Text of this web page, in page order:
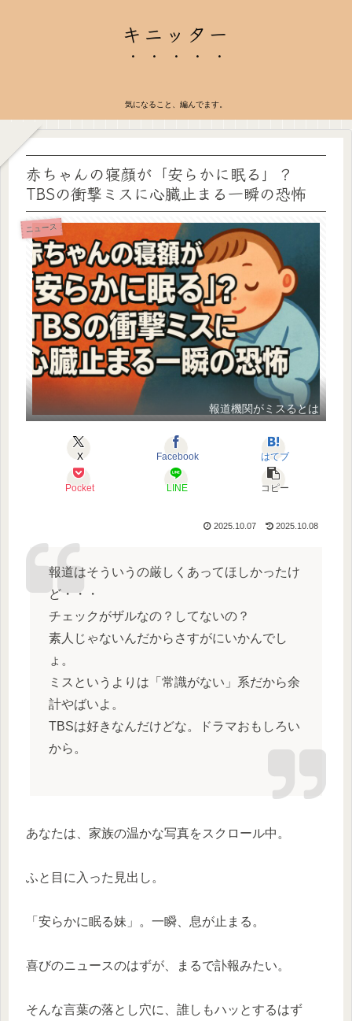
キニッター
気になること、編んでます。
赤ちゃんの寝顔が「安らかに眠る」？
TBSの衝撃ミスに心臓止まる一瞬の恐怖
ニュース
報道機関がミスるとは
X Facebook はてブ
Pocket LINE コピー
2025.10.07 2025.10.08
報道はそういうの厳しくあってほしかったけ
ど・・・
チェックがザルなの？してないの？
素人じゃないんだからさすがにいかんでし
ょ。
ミスというよりは「常識がない」系だから余
計やばいよ。
TBSは好きなんだけどな。ドラマおもしろい
から。
あなたは、家族の温かな写真をスクロール中。
ふと目に入った見出し。
「安らかに眠る妹」。一瞬、息が止まる。
喜びのニュースのはずが、まるで訃報みたい。
そんな言葉の落とし穴に、誰しもハッとするはず